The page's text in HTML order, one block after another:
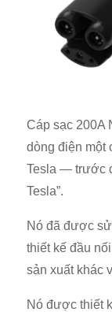
Cáp sạc 200A
dòng điện một
Tesla — trước
Tesla”.
Nó đã được
thiết kế đầu
sản xuất khác
Nó được thiết